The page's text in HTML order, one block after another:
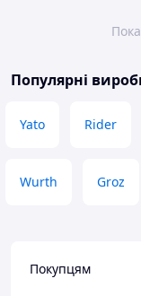
Популярні
Yato Rider
Wurth Groz
Покупцям